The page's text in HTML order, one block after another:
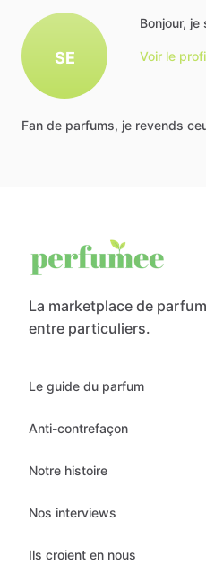
SE
Bonjour, je
Voir le
Fan de parfums, je revends
La marketplace de
entre particuliers.
Le guide du parfum
Anti-contrefaçon
Notre histoire
Nos interviews
Ils croient en nous